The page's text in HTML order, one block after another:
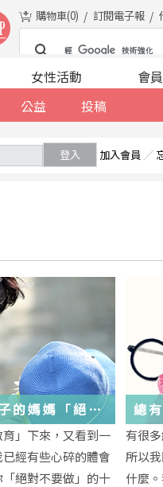
購物車(0) 訂閱電子報
公益 投稿
女性活動 會
登入 加入會員 ／
的媽媽「絕對
」下來，又看到一
經有些心碎的體會
絕對不要做」的十
總
歲
些
有很
所以
什麼